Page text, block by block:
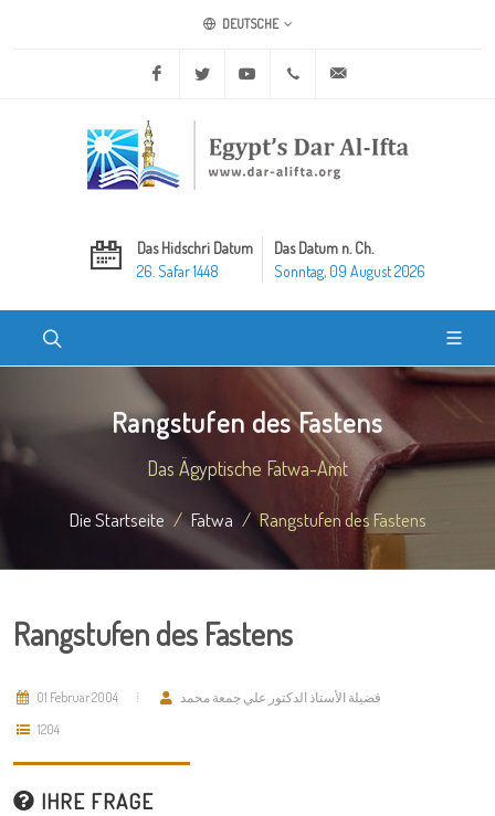
DEUTSCHE
Facebook Twitter Youtube +20 2 25970400
Das Hidschri Datum
26. Safar 1448
Das Datum n. Ch.
Sonntag, 09 August 2026
Rangstufen des Fastens
Das Ägyptische Fatwa-Amt
Die Startseite Fatwa Rangstufen des Fastens
Rangstufen des Fastens
01 Februar 2004
فضيلة الأستاذ الدكتور علي جمعة محمد
1204
IHRE FRAGE